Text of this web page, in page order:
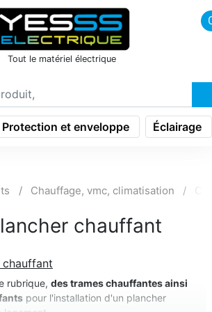
Tout le matériel électrique
Protection et enveloppe Éclairage
Chauffage, vmc, climatisation
chauffant
rubrique, des trames chauffantes ainsi
pour l'installation d'un plancher